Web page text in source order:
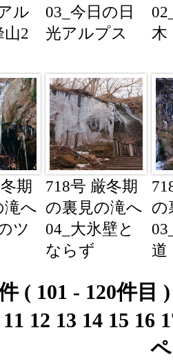
ル
山2
03_今日の日
光アルプス
木
期
滝へ
ツ
718号 厳冬期
の裏見の滝へ
04_大氷壁と
ならず
の
道
( 101 - 120件目
11 12 13 14 15 16